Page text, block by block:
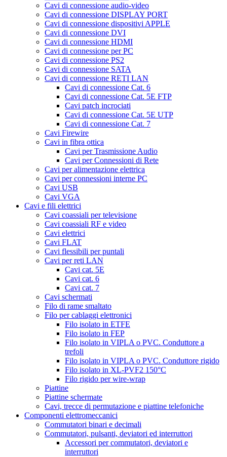
Cavi di connessione audio-video
Cavi di connessione DISPLAY PORT
Cavi di connessione dispositivi APPLE
Cavi di connessione DVI
Cavi di connessione HDMI
Cavi di connessione per PC
Cavi di connessione PS2
Cavi di connessione SATA
Cavi di connessione RETI LAN
Cavi di connessione Cat. 6
Cavi di connessione Cat. 5E FTP
Cavi patch incrociati
Cavi di connessione Cat. 5E UTP
Cavi di connessione Cat. 7
Cavi Firewire
Cavi in fibra ottica
Cavi per Trasmissione Audio
Cavi per Connessioni di Rete
Cavi per alimentazione elettrica
Cavi per connessioni interne PC
Cavi USB
Cavi VGA
Cavi e fili elettrici
Cavi coassiali per televisione
Cavi coassiali RF e video
Cavi elettrici
Cavi FLAT
Cavi flessibili per puntali
Cavi per reti LAN
Cavi cat. 5E
Cavi cat. 6
Cavi cat. 7
Cavi schermati
Filo di rame smaltato
Filo per cablaggi elettronici
Filo isolato in ETFE
Filo isolato in FEP
Filo isolato in VIPLA o PVC. Conduttore a
trefoli
Filo isolato in VIPLA o PVC. Conduttore rigido
Filo isolato in XL-PVF2 150°C
Filo rigido per wire-wrap
Piattine
Piattine schermate
Cavi, trecce di permutazione e piattine telefoniche
Componenti elettromeccanici
Commutatori binari e decimali
Commutatori, pulsanti, deviatori ed interruttori
Accessori per commutatori, deviatori e
interruttori